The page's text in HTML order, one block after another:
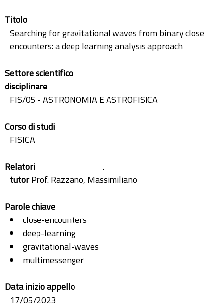
Titolo
Searching for gravitational waves from binary close
encounters: a deep learning analysis approach
Settore scientifico
disciplinare
FIS/05 - ASTRONOMIA E ASTROFISICA
Corso di studi
FISICA
Relatori
.
tutorProf. Razzano, Massimiliano
Parole chiave
close-encounters
deep-learning
gravitational-waves
multimessenger
Data inizio appello
17/05/2023